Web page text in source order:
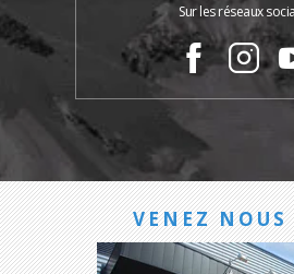
Sur les réseaux
VENEZ